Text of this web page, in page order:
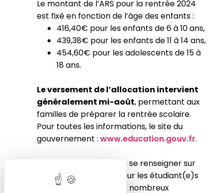
Le montant de l’ARS pour la rentrée 2024
est fixé en fonction de l’âge des enfants :
416,40€ pour les enfants de 6 à 10 ans,
439,38€ pour les enfants de 11 à 14 ans,
454,60€ pour les adolescents de 15 à
18 ans.
Le versement de l’allocation intervient
généralement mi-août, permettant aux
familles de préparer la rentrée scolaire​.
Pour toutes les informations, le site du
gouvernement : www.education.gouv.fr.
Il est important de bien se renseigner sur
les aides disponibles pour les étudiant(e)s
et les alternant(e)s. De nombreux